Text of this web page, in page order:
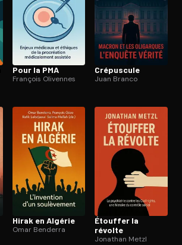
Pour la PMA
François Olivennes
Crépuscule
Juan Branco
Hirak en Algérie
Omar Benderra
Étouffer la
révolte
Jonathan Metzl